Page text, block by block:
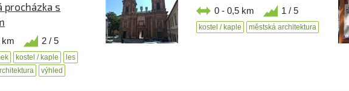
procházka s
km 2 / 5
kostel / kaple
les
výhled
0 - 0,5 km 1 / 5
kostel / kaple městská architektura